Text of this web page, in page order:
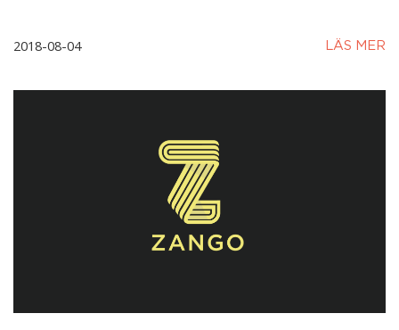
2018-08-04 LÄS MER